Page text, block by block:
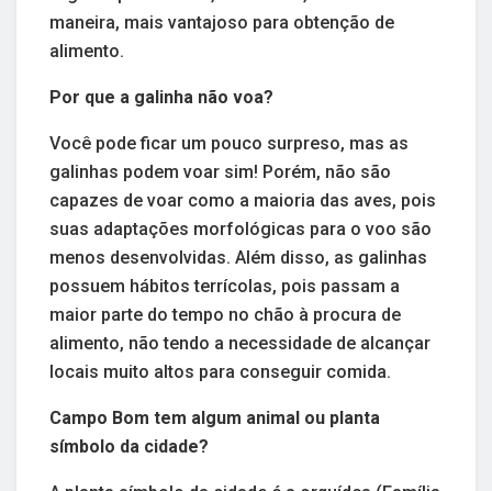
maneira, mais vantajoso para obtenção de
alimento.
Por que a galinha não voa?
Você pode ficar um pouco surpreso, mas as
galinhas podem voar sim! Porém, não são
capazes de voar como a maioria das aves, pois
suas adaptações morfológicas para o voo são
menos desenvolvidas. Além disso, as galinhas
possuem hábitos terrícolas, pois passam a
maior parte do tempo no chão à procura de
alimento, não tendo a necessidade de alcançar
locais muito altos para conseguir comida.
Campo Bom tem algum animal ou planta
símbolo da cidade?